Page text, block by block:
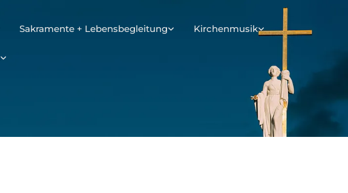
Sakramente + Lebensbegleitung Kirchenmusik